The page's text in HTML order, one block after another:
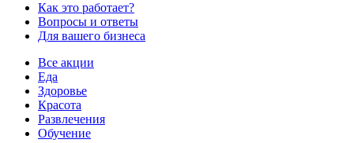
Как это работает?
Вопросы и ответы
Для вашего бизнеса
Все акции
Еда
Здоровье
Красота
Развлечения
Обучение